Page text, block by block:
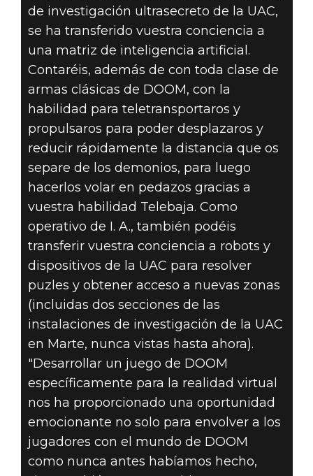
de investigación ultrasecreto de la UAC,
se ha transferido vuestra conciencia a
una matriz de inteligencia artificial.
Contaréis, además de con toda clase de
armas clásicas de DOOM, con la
habilidad para teletransportaros y
propulsaros para poder desplazaros y
reducir rápidamente la distancia que os
separe de los demonios, para luego
hacerlos volar en pedazos gracias a
vuestra habilidad Telebaja. Como
operativo de I. A., también podéis
transferir vuestra conciencia a robots y
dispositivos de la UAC para resolver
puzles y obtener acceso a nuevas zonas
(incluidas dos secciones de las
instalaciones de investigación de la UAC
en Marte, nunca vistas hasta ahora).
"Desarrollar un juego de DOOM
específicamente para la realidad virtual
nos ha proporcionado una oportunidad
emocionante no solo para envolver a los
jugadores con el mundo de DOOM
como nunca antes habíamos hecho,